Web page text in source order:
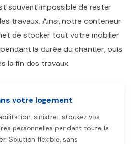
souvent impossible de rester
travaux. Ainsi, notre conteneur
de stocker tout votre mobilier
la durée du chantier, puis
la fin des travaux.
votre logement
sinistre : stockez vos
personnelles pendant toute la
Solution flexible, sans